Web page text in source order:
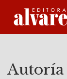
Autoría